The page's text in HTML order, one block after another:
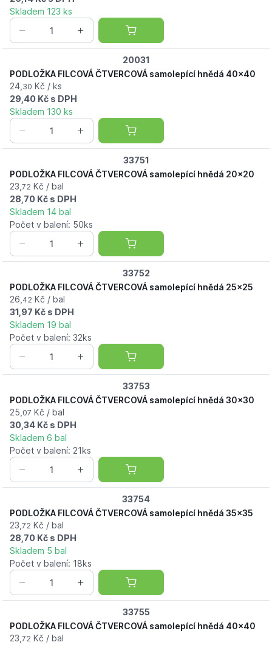
Skladem 123 ks
20031
PODLOŽKA FILCOVÁ ČTVERCOVÁ samolepící hnědá 40x40
24, 30 Kč / ks
29,40 Kč s DPH
Skladem 130 ks
33751
PODLOŽKA FILCOVÁ ČTVERCOVÁ samolepící hnědá 20x20
23, 72 Kč / bal
28,70 Kč s DPH
Skladem 14 bal
Počet v balení: 50ks
33752
PODLOŽKA FILCOVÁ ČTVERCOVÁ samolepící hnědá 25x25
26, 42 Kč / bal
31,97 Kč s DPH
Skladem 19 bal
Počet v balení: 32ks
33753
PODLOŽKA FILCOVÁ ČTVERCOVÁ samolepící hnědá 30x30
25, 07 Kč / bal
30,34 Kč s DPH
Skladem 6 bal
Počet v balení: 21ks
33754
PODLOŽKA FILCOVÁ ČTVERCOVÁ samolepící hnědá 35x35
23, 72 Kč / bal
28,70 Kč s DPH
Skladem 5 bal
Počet v balení: 18ks
33755
PODLOŽKA FILCOVÁ ČTVERCOVÁ samolepící hnědá 40x40
23, 72 Kč / bal